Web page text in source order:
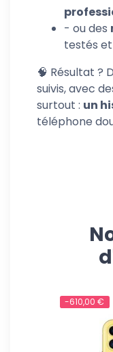
- ou des
testés
🧠 Résultat ?
suivis, avec
surtout : un
téléphone
-610,00 €